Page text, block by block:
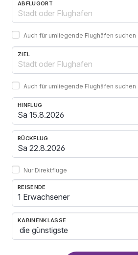
ABFLUGORT
Auch für umliegende Flughäfen suchen
ZIEL
Auch für umliegende Flughäfen suchen
HINFLUG
RÜCKFLUG
Nur Direktflüge
REISENDE
1 Erwachsener
KABINENKLASSE